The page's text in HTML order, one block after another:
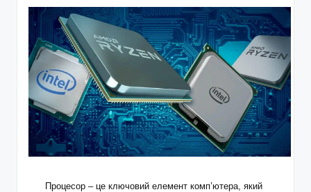
Процесор – це ключовий елемент комп’ютера, який